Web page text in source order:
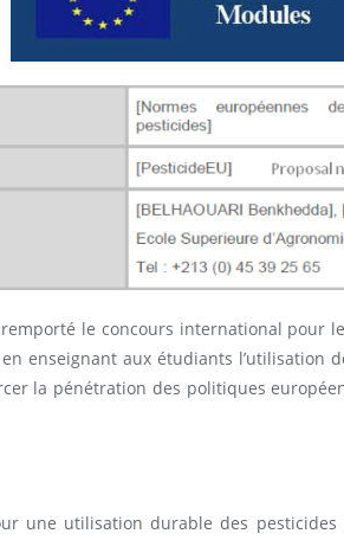
remporté le concours international
enseignant aux étudiants l’utilisation
la pénétration des politiques
une utilisation durable des